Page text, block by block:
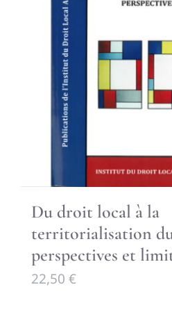
Du droit local à la
territorialisation
perspectives et
22,50 €